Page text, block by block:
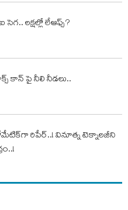
లక్షల్లో లేఆఫ్స్‌?
కాన్ పై నీలి నీడ‌లు..
రిపేర్‌..! వినూత్న టెక్నాలజీని